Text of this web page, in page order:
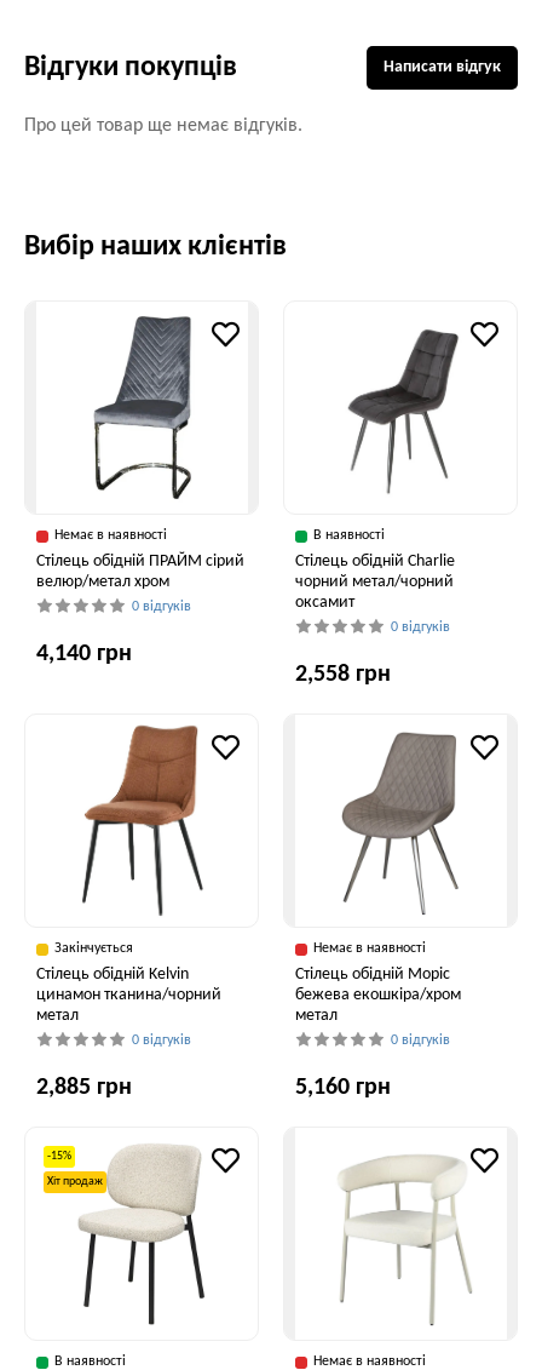
Відгуки покупців
Про цей товар ще немає відгуків.
Написати відгук
Вибір наших клієнтів
Немає в наявності
Стілець обідній ПРАЙМ сірий
велюр/метал хром
0 відгуків
4,140 грн
В наявності
Стілець обідній Charlie
чорний метал/чорний
оксамит
0 відгуків
2,558 грн
Закінчується
Cтілець обідній Kelvin
цинамон тканина/чорний
метал
0 відгуків
2,885 грн
Немає в наявності
Стілець обідній Моріс
бежева екошкіра/хром
метал
0 відгуків
5,160 грн
-15%
Хіт продаж
В наявності Немає в наявності